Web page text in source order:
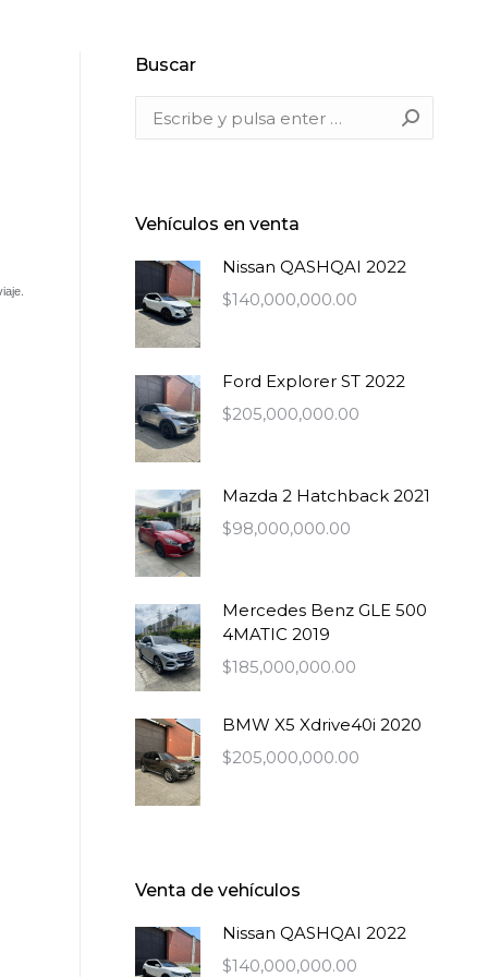
Buscar
Vehículos en venta
Nissan QASHQAI 2022
$140,000,000.00
Ford Explorer ST 2022
$205,000,000.00
Mazda 2 Hatchback 2021
$98,000,000.00
Mercedes Benz GLE 500
4MATIC 2019
$185,000,000.00
BMW X5 Xdrive40i 2020
$205,000,000.00
Venta de vehículos
Nissan QASHQAI 2022
$140,000,000.00